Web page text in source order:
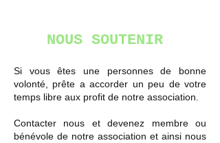
NOUS SOUTENIR
Si vous êtes une personnes de bonne
volonté, prête a accorder un peu de votre
temps libre aux profit de notre association.
Contacter nous et devenez membre ou
bénévole de notre association et ainsi nous